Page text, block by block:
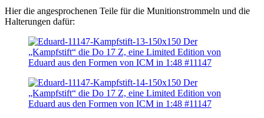
Hier die angesprochenen Teile für die Munitionstrommeln und die
Halterungen dafür: